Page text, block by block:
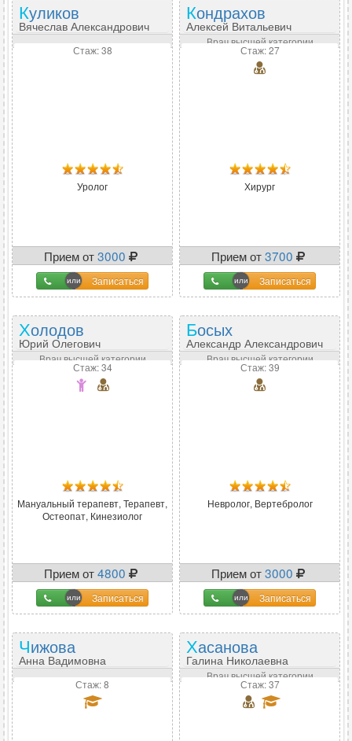
Куликов
Вячеслав Александрович
Стаж: 38
Уролог
Прием от3000
Записаться
Кондрахов
Алексей Витальевич
Врач высшей категории
Стаж: 27
Хирург
Прием от3700
Записаться
Холодов
Юрий Олегович
Врач высшей категории
Стаж: 34
Мануальный терапевт, Терапевт,
Остеопат, Кинезиолог
Прием от4800
Записаться
Босых
Александр Александрович
Врач высшей категории
Стаж: 39
Невролог, Вертебролог
Прием от3000
Записаться
Чижова
Анна Вадимовна
Стаж: 8
Хасанова
Галина Николаевна
Врач высшей категории
Стаж: 37